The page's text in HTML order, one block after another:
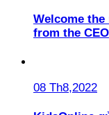
Welcome the
from the CEO
08 Th8,2022